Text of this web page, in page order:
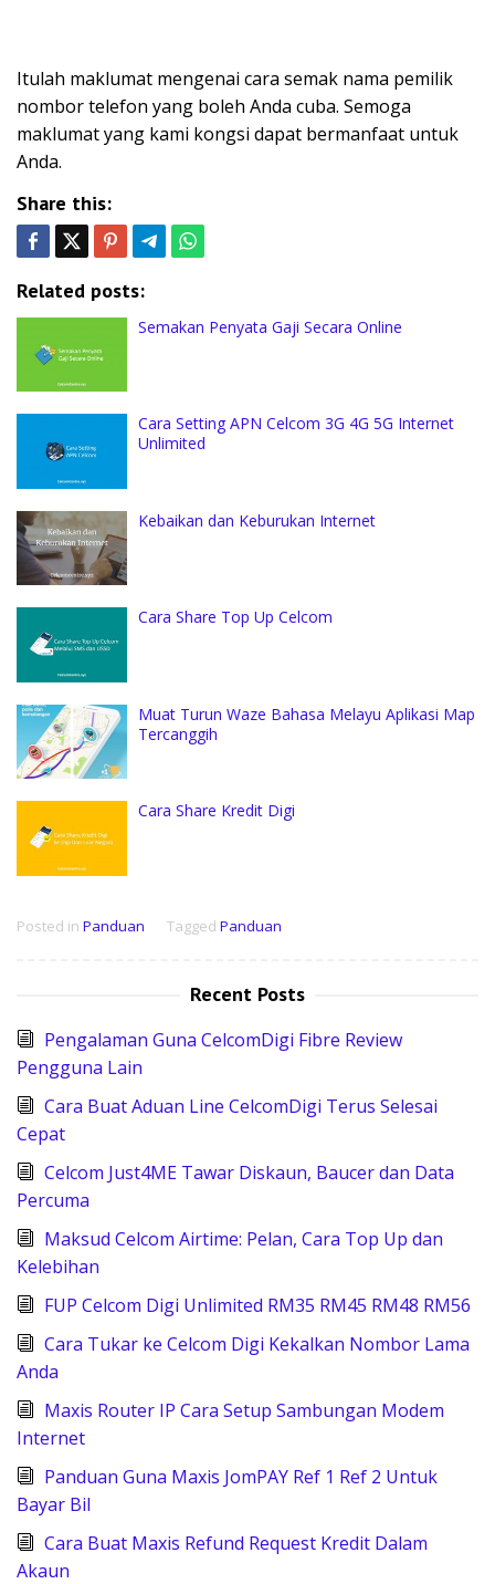
Itulah maklumat mengenai cara semak nama pemilik
nombor telefon yang boleh Anda cuba. Semoga
maklumat yang kami kongsi dapat bermanfaat untuk
Anda.
Share this:
Related posts:
Semakan Penyata Gaji Secara Online
Cara Setting APN Celcom 3G 4G 5G Internet
Unlimited
Kebaikan dan Keburukan Internet
Cara Share Top Up Celcom
Muat Turun Waze Bahasa Melayu Aplikasi Map
Tercanggih
Cara Share Kredit Digi
Posted in Panduan Tagged Panduan
Recent Posts
Pengalaman Guna CelcomDigi Fibre Review
Pengguna Lain
Cara Buat Aduan Line CelcomDigi Terus Selesai
Cepat
Celcom Just4ME Tawar Diskaun, Baucer dan Data
Percuma
Maksud Celcom Airtime: Pelan, Cara Top Up dan
Kelebihan
FUP Celcom Digi Unlimited RM35 RM45 RM48 RM56
Cara Tukar ke Celcom Digi Kekalkan Nombor Lama
Anda
Maxis Router IP Cara Setup Sambungan Modem
Internet
Panduan Guna Maxis JomPAY Ref 1 Ref 2 Untuk
Bayar Bil
Cara Buat Maxis Refund Request Kredit Dalam
Akaun